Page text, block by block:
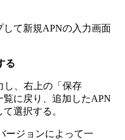
て新規APNの入力画面
る
し、右上の「保存
覧に戻り、追加したAPN
選択する。
ージョンによって一